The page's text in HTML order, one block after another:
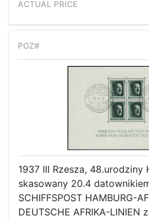
1937 III Rzesza, 48.urodziny
skasowany 20.4
SCHIFFSPOST HAMBURG-
DEUTSCHE AFRIKA-LINIEN